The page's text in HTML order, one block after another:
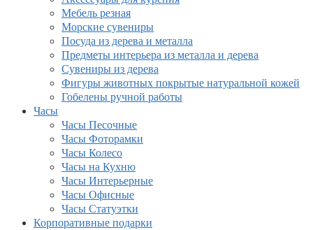
Мебель резная
Морские сувениры
Посуда из дерева и металла
Предметы интерьера из металла и дерева
Сувениры из дерева
Фигуры животных покрытые натуральной кожей
Гобелены ручной работы
Часы
Часы Песочные
Часы Фоторамки
Часы Колесо
Часы на Кухню
Часы Интерьерные
Часы Офисные
Часы Статуэтки
Корпоративные подарки